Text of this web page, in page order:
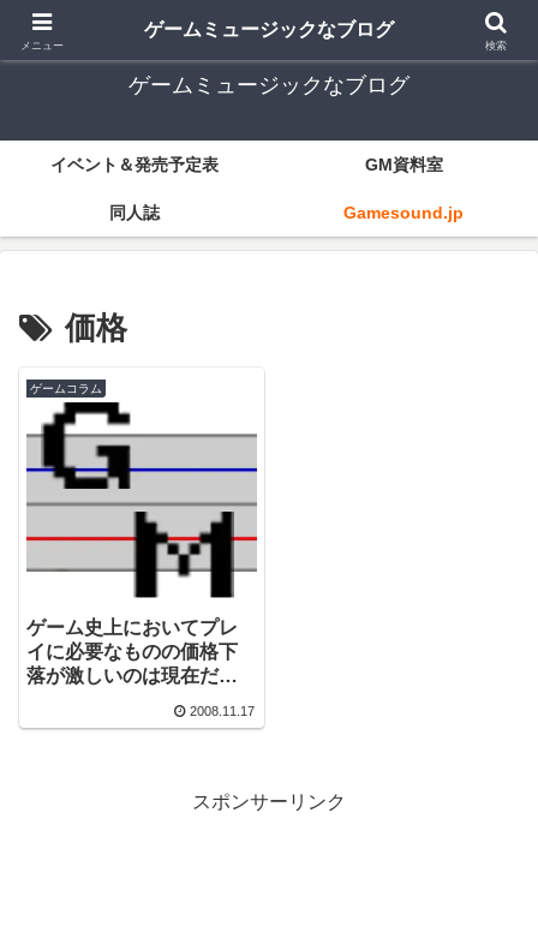
ゲーム音楽とレトロゲー中心
ゲームミュージックなブログ
イベント＆発売予定表 GM資料室
同人誌 Gamesound.jp
価格
ゲームコラム
ゲーム史上においてプレ
イに必要なものの価格下
落が激しいのは現在だっ
2008.11.17
スポンサーリンク
メニュー
ゲームミュージックなブログ
検索